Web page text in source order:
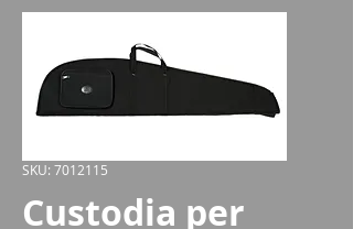
SKU: 7012115
Custodia per